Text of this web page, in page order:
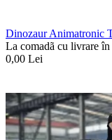
Dinozaur Animatronic
La comadã cu livrare în
0,00 Lei